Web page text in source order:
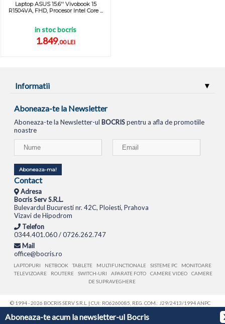
Aboneaza-te acum la newsletter-ul Bocris
Laptop ASUS 15.6'' Vivobook 15
R1504VA, FHD, Procesor Intel Core ...
in stoc bocris
1.849,00 LEI
Informatii
Aboneaza-te la Newsletter
Aboneaza-te la Newsletter-ul BOCRISpentru a afla de promotiile
noastre
Aboneaza-ma!
Contact
Adresa
Bocris Serv S.R.L.
Bulevardul Bucuresti nr. 42C, Ploiesti, Prahova
Vizavi de Hipodrom
Telefon
0344.401.060 / 0726.262.747
Mail
office@bocris.ro
LAPTOPURI NETBOOK TABLETE MULTIFUNCTIONALE SISTEME PC
MONITOARE
TELEVIZOARE
ROUTERE SWITCH-URI APARATE FOTO CAMERE VIDEO
CAMERE
DE SUPRAVEGHERE
© 1994 - 2026 BOCRIS SERV S.R.L. | CUI: RO6260085, REG. COM.: J29/2413/1994ANPC